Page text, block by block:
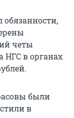
четы
НГС в органах
были
в